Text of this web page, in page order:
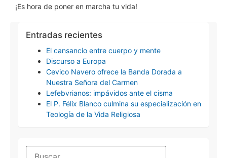
¡Es hora de poner en marcha tu vida!
Entradas recientes
El cansancio entre cuerpo y mente
Discurso a Europa
Cevico Navero ofrece la Banda Dorada a
Nuestra Señora del Carmen
Lefebvrianos: impávidos ante el cisma
El P. Félix Blanco culmina su especialización en
Teología de la Vida Religiosa